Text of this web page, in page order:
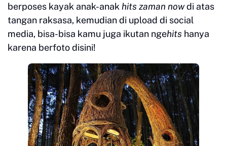
berposes kayak anak-anak hits zaman nowdi atas
tangan raksasa, kemudian di upload di social
media, bisa-bisa kamu juga ikutan ngehits hanya
karena berfoto disini!